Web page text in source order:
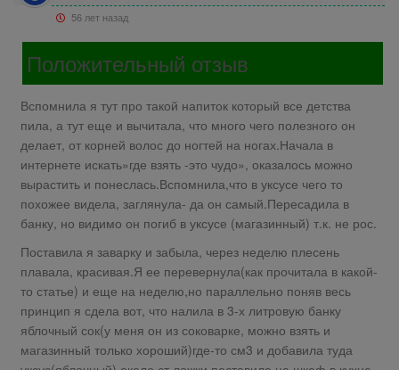
56 лет назад
Положительный отзыв
Вспомнила я тут про такой напиток который все детства
пила, а тут еще и вычитала, что много чего полезного он
делает, от корней волос до ногтей на ногах.Начала в
интернете искать»где взять -это чудо», оказалось можно
вырастить и понеслась.Вспомнила,что в уксусе чего то
похожее видела, заглянула- да он самый.Пересадила в
банку, но видимо он погиб в уксусе (магазинный) т.к. не рос.
Поставила я заварку и забыла, через неделю плесень
плавала, красивая.Я ее перевернула(как прочитала в какой-
то статье) и еще на неделю,но параллельно поняв весь
принцип я сдела вот, что налила в 3-х литровую банку
яблочный сок(у меня он из соковарке, можно взять и
магазинный только хороший)где-то см3 и добавила туда